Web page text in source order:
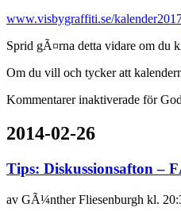
www.visbygraffiti.se/
Sprid gÃ¤rna detta vidare om du
Om du vill och tycker att
Kommentarer inaktiverade för
2014-02-26
Tips: Diskussionsafton –
av GÃ¼nther Fliesenburgh kl.